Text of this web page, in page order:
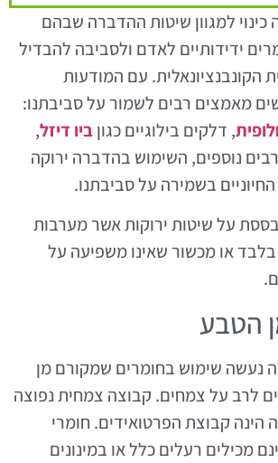
כינוי למגוון שיטות ההדברה שבהם
ידידותיים לאדם ולסביבה להבדיל
הקונבנציונאלית. עם המודעות
מאמצים רבים לשמור על סביבתנו:
, דלקים בילוגיים כגוןביו דיזל,
נוספים, השימוש בהדברה ירוקה
בשמירה על סביבתנו.
על שיטות ירוקות אשר מערבות
בלבד או מכשור שאינו משפיעה על
הטבע
נעשה שימוש בחומרים שמקורם מן
לרב על צמחים. קבוצה צמחית נפוצה
קבוצת הפרטואידים. חומרי
מכילים רעלים כלל או במינונים